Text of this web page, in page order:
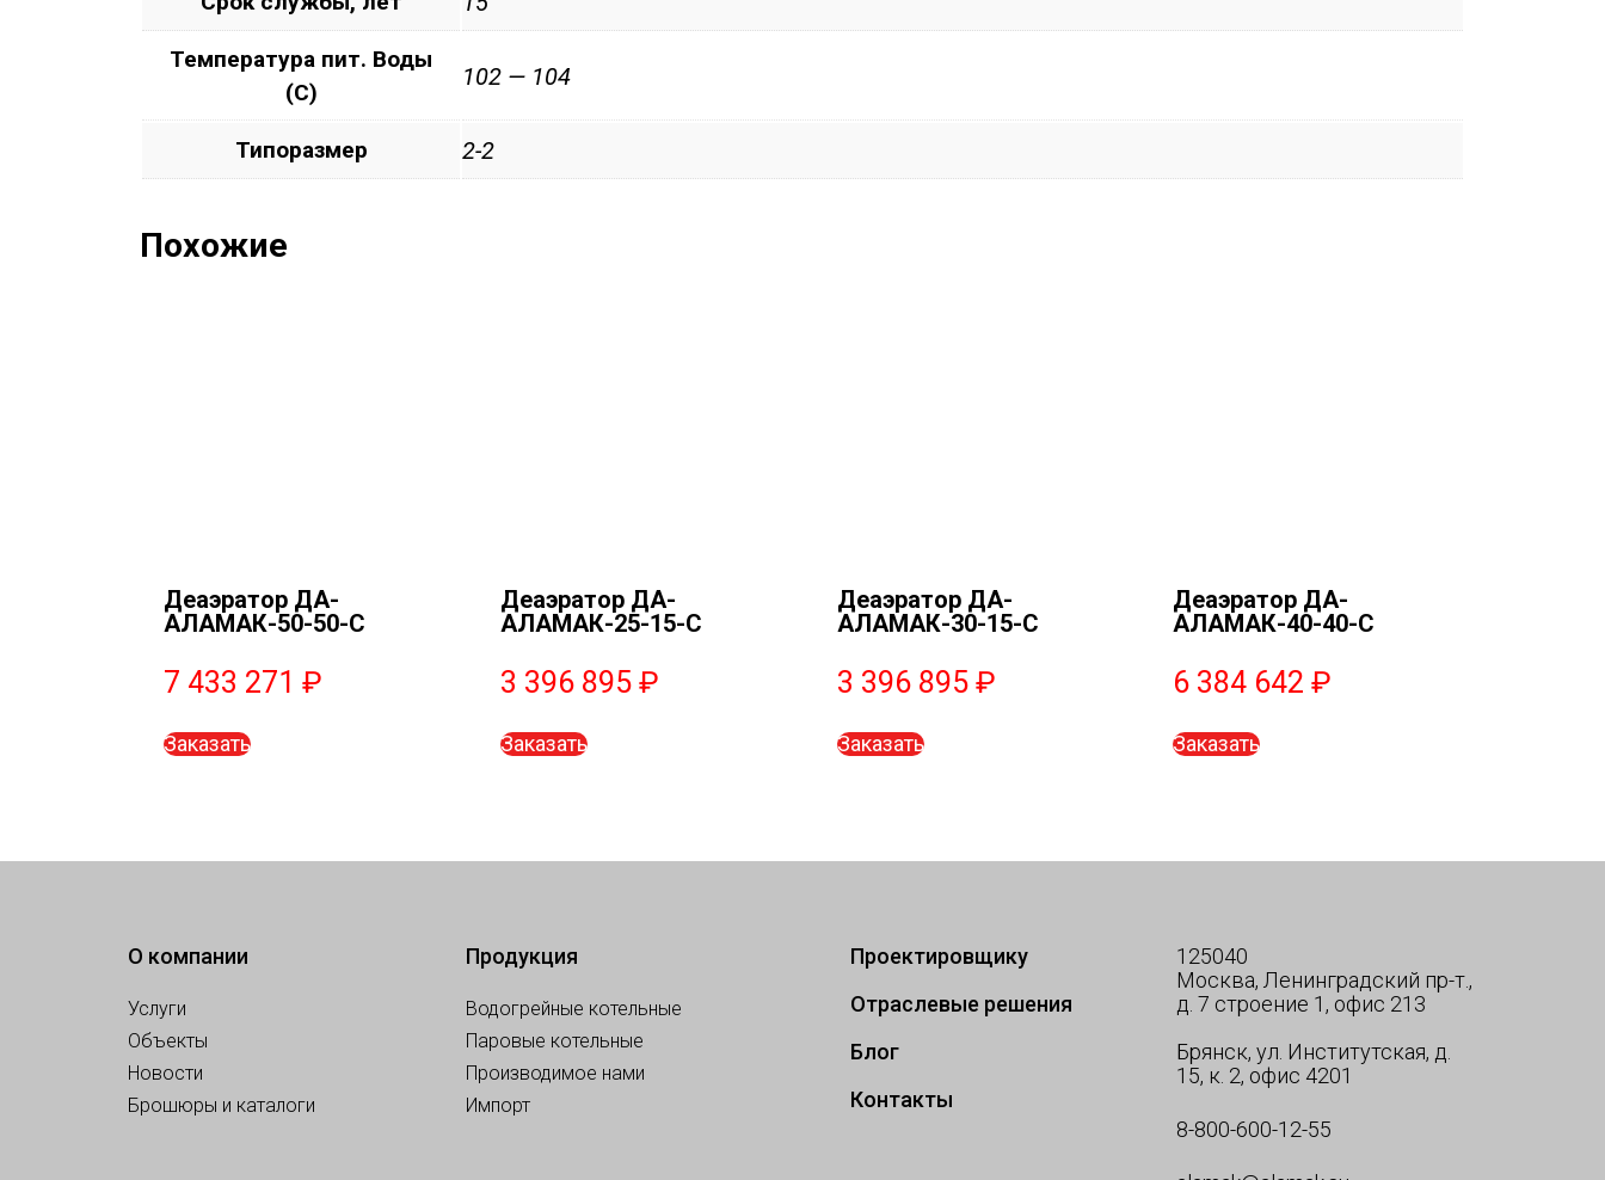
Температура пит. Воды
(С)
102 — 104
Типоразмер 2-2
Похожие
Деаэратор ДА-
АЛАМАК-50-50-C
7 433 271 ₽
Заказать
Деаэратор ДА-
АЛАМАК-25-15-C
3 396 895 ₽
Заказать
Деаэратор ДА-
АЛАМАК-30-15-C
3 396 895 ₽
Заказать
Деаэратор ДА-
АЛАМАК-40-40-C
6 384 642₽
Заказать
О компании
Услуги
Объекты
Новости
Брошюры и каталоги
Продукция
Водогрейные котельные
Паровые котельные
Производимое нами
Импорт
Проектировщику
Отраслевые решения
Блог
Контакты
125040
Москва, Ленинградский пр-т.,
д. 7 строение 1, офис 213
Брянск, ул. Институтская, д.
15, к. 2, офис 4201
8-800-600-12-55